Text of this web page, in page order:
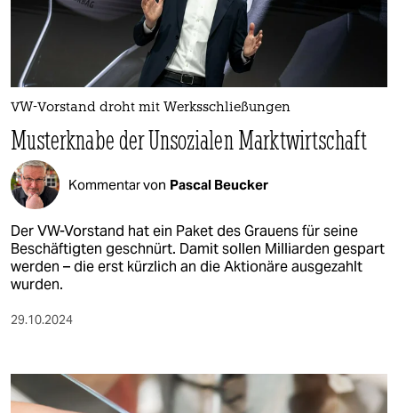
nord
wahrheit
verlag
veranstaltungen
shop
fragen & hilfe
unterstützen
epaper login
VW-Vorstand droht mit Werksschließungen
Musterknabe der Unsozialen Marktwirtschaft
Kommentar von Pascal Beucker
Der VW-Vorstand hat ein Paket des Grauens für seine
Beschäftigten geschnürt. Damit sollen Milliarden gespart
werden – die erst kürzlich an die Aktionäre ausgezahlt
wurden.
29.10.2024